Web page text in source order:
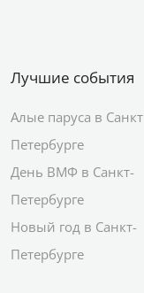
Лучшие события
Алые паруса в Санкт
Петербурге
День ВМФ в Санкт-
Петербурге
Новый год в Санкт-
Петербурге